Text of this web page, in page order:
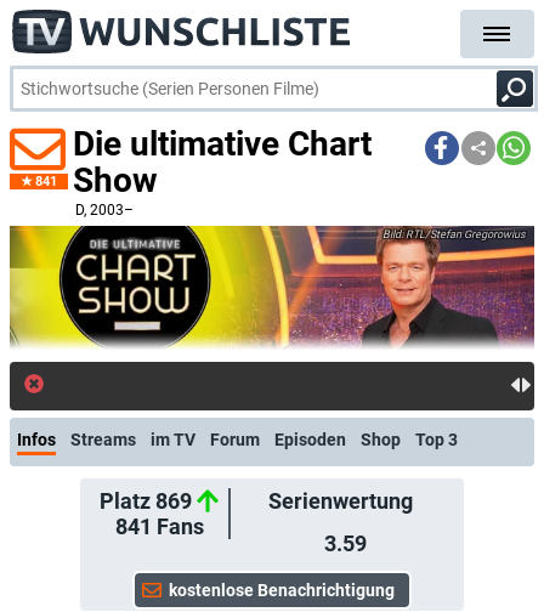
841
Die ultimative Chart
Show
D, 2003–
RTL/Stefan Gregorowius
Infos Streams im TV Forum Episoden Shop Top 3
Platz 869
841 Fans
Serienwertung
3.59